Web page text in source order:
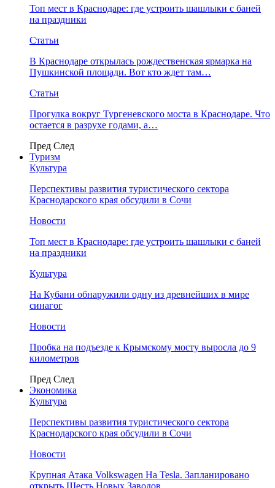
Топ мест в Краснодаре: где устроить шашлыки с баней
на праздники
Статьи
В Краснодаре открылась рождественская ярмарка на
Пушкинской площади. Вот кто ждет там…
Статьи
Прогулка вокруг Тургеневского моста в Краснодаре. Что
остается в разрухе годами, а…
Пред След
Туризм
Культура
Перспективы развития туристического сектора
Краснодарского края обсудили в Сочи
Новости
Топ мест в Краснодаре: где устроить шашлыки с баней
на праздники
Культура
На Кубани обнаружили одну из древнейших в мире
синагог
Новости
Пробка на подъезде к Крымскому мосту выросла до 9
километров
Пред След
Экономика
Культура
Перспективы развития туристического сектора
Краснодарского края обсудили в Сочи
Новости
Крупная Атака Volkswagen На Tesla. Запланировано
открыть Шесть Новых Заводов